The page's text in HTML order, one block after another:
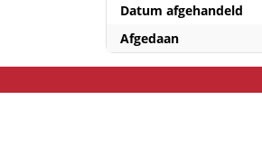
Datum afgehandeld
Afgedaan